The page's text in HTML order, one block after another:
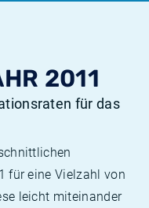
2011
für das
für eine Vielzahl von
leicht miteinander